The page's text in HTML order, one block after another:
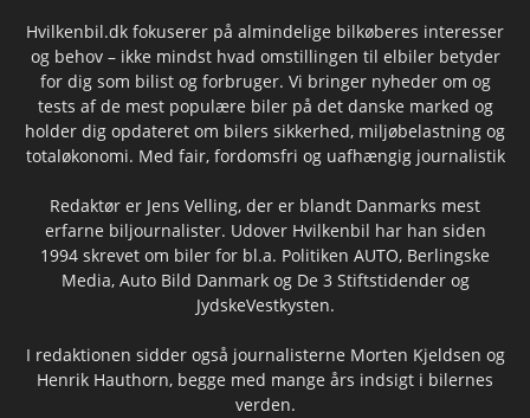
Hvilkenbil.dk fokuserer på almindelige bilkøberes interesser
og behov – ikke mindst hvad omstillingen til elbiler betyder
for dig som bilist og forbruger. Vi bringer nyheder om og
tests af de mest populære biler på det danske marked og
holder dig opdateret om bilers sikkerhed, miljøbelastning og
totaløkonomi. Med fair, fordomsfri og uafhængig journalistik
Redaktør er Jens Velling, der er blandt Danmarks mest
erfarne biljournalister. Udover Hvilkenbil har han siden
1994 skrevet om biler for bl.a. Politiken AUTO, Berlingske
Media, Auto Bild Danmark og De 3 Stiftstidender og
JydskeVestkysten.
I redaktionen sidder også journalisterne Morten Kjeldsen og
Henrik Hauthorn, begge med mange års indsigt i bilernes
verden.